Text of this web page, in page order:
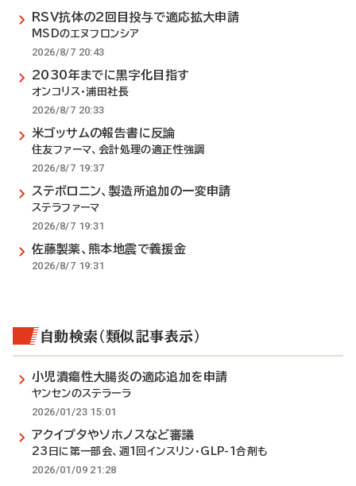
RSV抗体の2回目投与で適応拡大申請
MSDのエヌフロンシア
2026/8/7 20:43
2030年までに黒字化目指す
オンコリス・浦田社長
2026/8/7 20:33
米ゴッサムの報告書に反論
住友ファーマ、会計処理の適正性強調
2026/8/7 19:37
ステボロニン、製造所追加の一変申請
ステラファーマ
2026/8/7 19:31
佐藤製薬、熊本地震で義援金
2026/8/7 19:31
自動検索（類似記事表示）
小児潰瘍性大腸炎の適応追加を申請
ヤンセンのステラーラ
2026/01/23 15:01
アクイプタやソホノスなど審議
23日に第一部会、週1回インスリン・GLP-1合剤も
2026/01/09 21:28